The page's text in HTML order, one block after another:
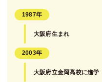
1987年
大阪府生まれ
2003年
大阪府立金岡高校に進学